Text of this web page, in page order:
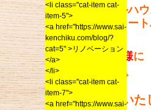
二丈モデルハ
のイエ「コート
を、
抽選で1名様に
555万円 で
移築販売いた
<li class="cat-item cat-
item-5">
<a href="https://www.sai-
kenchiku.com/blog/?
cat=5" >リノベーション
</a>
</li>
<li class="cat-item cat-
item-7">
<a href="https://www.sai-